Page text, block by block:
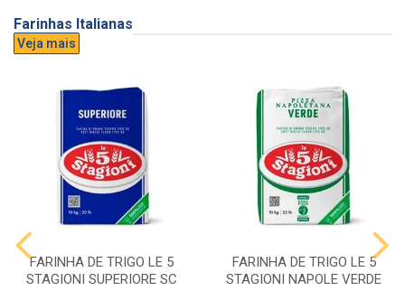
Farinhas Italianas
Veja mais
FARINHA DE TRIGO LE 5
STAGIONI SUPERIORE SC
FARINHA DE TRIGO LE 5
STAGIONI NAPOLE VERDE